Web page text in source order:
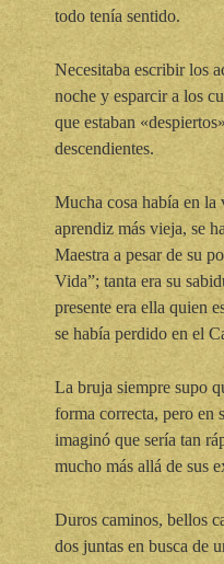
todo tenía sentido.
Necesitaba escribir los
noche y esparcir a los
que estaban
descendientes.
Mucha cosa había en la
aprendiz más vieja, se
Maestra a pesar de su
Vida”; tanta era su
presente era ella quien
se había perdido en el
La bruja siempre supo
forma correcta, pero en
imaginó que sería tan
mucho más allá de sus
Duros caminos, bellos
dos juntas en busca de